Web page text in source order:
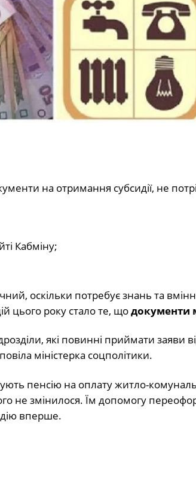
на отримання субсидії, не
Кабміну;
оскільки потребує знань та
цього року стало те, щодокументи
які повинні приймати заяви
міністерка соцполітики.
пенсію на оплату житло-
не змінилося. Їм допомогу
вперше.